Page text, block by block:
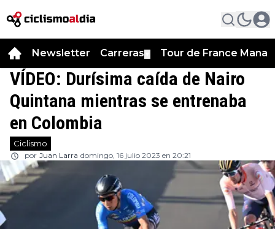
Newsletter Carreras Tour de France
VÍDEO: Durísima caída de Nairo
Quintana mientras se entrenaba
en Colombia
Ciclismo
por Juan Larra domingo, 16 julio 2023 en 20:21